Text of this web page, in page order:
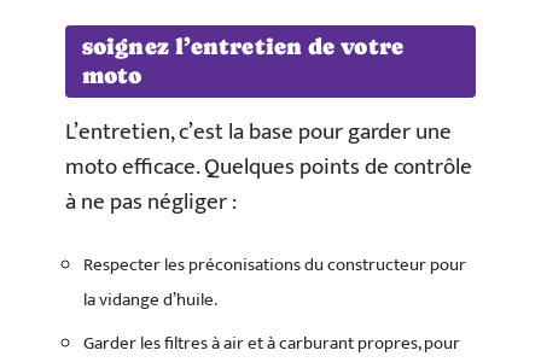
soignez l’entretien de votre
moto
L’entretien, c’est la base pour garder une
moto efficace. Quelques points de contrôle
à ne pas négliger :
Respecter les préconisations du constructeur pour
la vidange d’huile.
Garder les filtres à air et à carburant propres, pour